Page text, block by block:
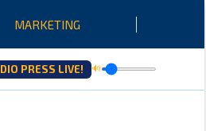
MARKETING
PRESS LIVE! 🔊